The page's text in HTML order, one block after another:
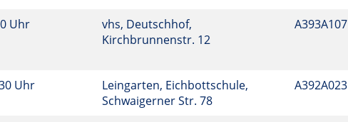
Uhr
vhs, Deutschhof,
Kirchbrunnenstr. 12
A393A107
Uhr
Leingarten, Eichbottschule,
Schwaigerner Str. 78
A392A023